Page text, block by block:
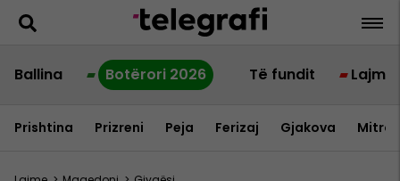
Ballina Botërori 2026 Të fundit Lajme
Prishtina Prizreni Peja Ferizaj Gjakova